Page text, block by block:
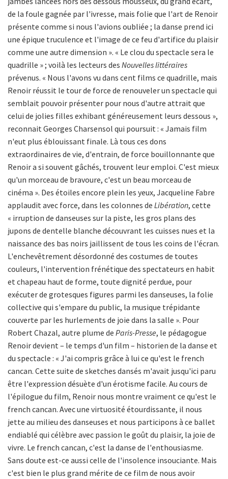
de la foule gagnée par l'ivresse, mais folie que l'art de Renoir
présente comme si nous l'avions oubliée ; la danse prend ici
une épique truculence et l'image de ce feu d'artifice du plaisir
comme une autre dimension ». « Le clou du spectacle sera le
quadrille » ; voilà les lecteurs des Nouvelles littéraires
prévenus. « Nous l'avons vu dans cent films ce quadrille, mais
Renoir réussit le tour de force de renouveler un spectacle qui
semblait pouvoir présenter pour nous d'autre attrait que
celui de jolies filles exhibant généreusement leurs dessous »,
reconnait Georges Charsensol qui poursuit : « Jamais film
n'eut plus éblouissant finale. Là tous ces dons
extraordinaires de vie, d'entrain, de force bouillonnante que
Renoir a si souvent gâchés, trouvent leur emploi. C'est mieux
qu'un morceau de bravoure, c'est un beau morceau de
cinéma ». Des étoiles encore plein les yeux, Jacqueline Fabre
applaudit avec force, dans les colonnes de Libération, cette
« irruption de danseuses sur la piste, les gros plans des
jupons de dentelle blanche découvrant les cuisses nues et la
naissance des bas noirs jaillissent de tous les coins de l'écran.
L'enchevêtrement désordonné des costumes de toutes
couleurs, l'intervention frénétique des spectateurs en habit
et chapeau haut de forme, toute dignité perdue, pour
exécuter de grotesques figures parmi les danseuses, la folie
collective qui s'empare du public, la musique trépidante
couverte par les hurlements de joie dans la salle ». Pour
Robert Chazal, autre plume de Paris-Presse, le pédagogue
Renoir devient – le temps d'un film – historien de la danse et
du spectacle : « J'ai compris grâce à lui ce qu'est le french
cancan. Cette suite de sketches dansés m'avait jusqu'ici paru
être l'expression désuète d'un érotisme facile. Au cours de
l'épilogue du film, Renoir nous montre vraiment ce qu'est le
french cancan. Avec une virtuosité étourdissante, il nous
jette au milieu des danseuses et nous participons à ce ballet
endiablé qui célèbre avec passion le goût du plaisir, la joie de
vivre. Le french cancan, c'est la danse de l'enthousiasme.
Sans doute est-ce aussi celle de l'insolence insouciante. Mais
c'est bien le plus grand mérite de ce film de nous avoir